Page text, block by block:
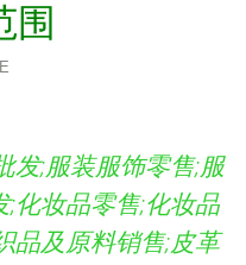
围
发;服装服饰零售;服
化妆品零售;化妆品
品及原料销售;皮革